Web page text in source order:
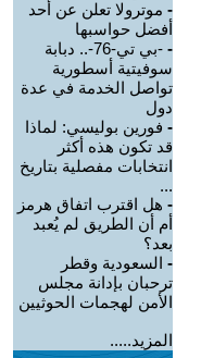
- موترولا تعلن عن أحد
أفضل حواسبها
-
-بي تي-76-.. دبابة
سوفيتية أسطورية
تواصل الخدمة في عدة
دول
- فورين بوليسي: لماذا
قد تكون هذه أكثر
انتخابات مفصلية بتاريخ
...
- هل اقترب اتفاق هرمز
أم أن الطريق لم يُعبد
بعد؟
- السعودية وقطر
ترحبان بإدانة مجلس
الأمن لهجمات الحوثيين
المزيد.....